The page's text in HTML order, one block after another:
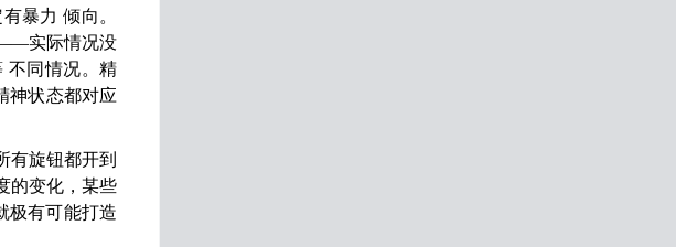
暴力 倾向。
实际情况没
不同情况。精
神状态都对应
旋钮都开到
的变化，某些
极有可能打造